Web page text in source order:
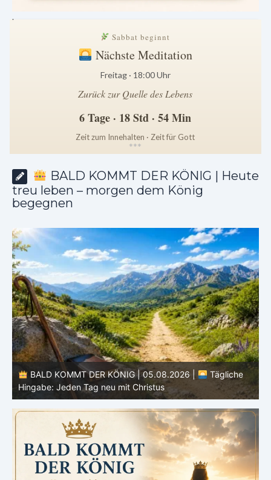
.
Sabbat beginnt
Nächste Meditation
Freitag · 18:00 Uhr
Zurück zur Quelle des Lebens
6 Tage · 18 Std · 54 Min
Zeit zum Innehalten · Zeit für Gott
***
BALD KOMMT DER KÖNIG | Heute
treu leben – morgen dem König
begegnen
BALD KOMMT DER KÖNIG | 05.08.2026 |
Tägliche
Hingabe: Jeden Tag neu mit Christus